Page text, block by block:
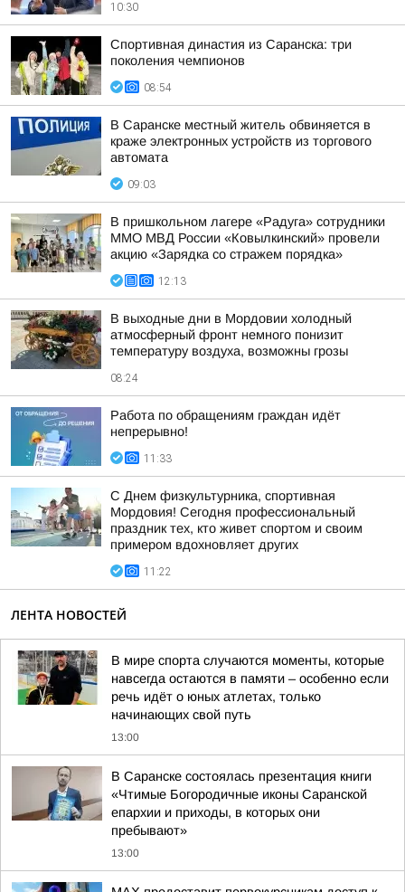
10:30
Спортивная династия из Саранска: три
поколения чемпионов
08:54
В Саранске местный житель обвиняется в
краже электронных устройств из торгового
автомата
09:03
В пришкольном лагере «Радуга» сотрудники
ММО МВД России «Ковылкинский» провели
акцию «Зарядка со стражем порядка»
12:13
В выходные дни в Мордовии холодный
атмосферный фронт немного понизит
температуру воздуха, возможны грозы
08:24
Работа по обращениям граждан идёт
непрерывно!
11:33
С Днем физкультурника, спортивная
Мордовия! Сегодня профессиональный
праздник тех, кто живет спортом и своим
примером вдохновляет других
11:22
ЛЕНТА НОВОСТЕЙ
В мире спорта случаются моменты, которые
навсегда остаются в памяти – особенно если
речь идёт о юных атлетах, только
начинающих свой путь
13:00
В Саранске состоялась презентация книги
«Чтимые Богородичные иконы Саранской
епархии и приходы, в которых они
пребывают»
13:00